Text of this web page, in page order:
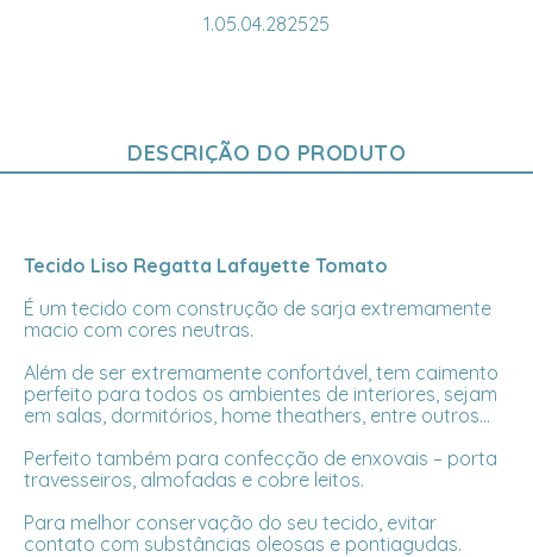
1.05.04.282525
DESCRIÇÃO DO PRODUTO
Tecido Liso Regatta Lafayette Tomato
É um tecido com construção de sarja extremamente
macio com cores neutras.
Além de ser extremamente confortável, tem caimento
perfeito para todos os ambientes de interiores, sejam
em salas, dormitórios, home theathers, entre outros...
Perfeito também para confecção de enxovais – porta
travesseiros, almofadas e cobre leitos.
Para melhor conservação do seu tecido, evitar
contato com substâncias oleosas e pontiagudas.